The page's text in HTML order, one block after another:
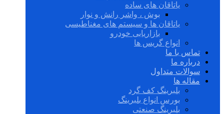
یاتاقان های ساده
بوش ، واشر رانش و نوار
یاتاقان ها و سیستم های مغناطیسی
بازاریابی خودرو
انواع گریس ها
تماس با ما
درباره ما
سوالات متداول
مقاله ها
بلبرینگ کف گرد
بورس انواع بلبرینگ
بلبرینگ صنعتی